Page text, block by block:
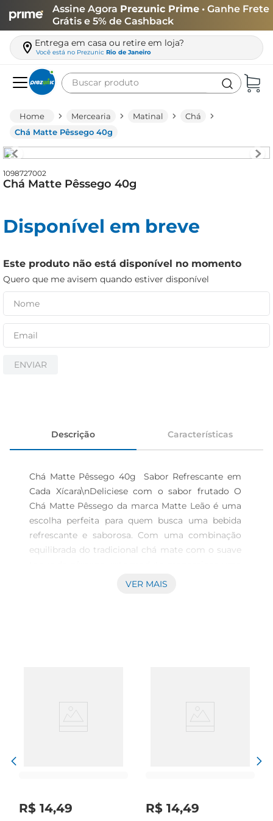
Assine Agora Prezunic Prime • Ganhe Frete
Grátis e 5% de Cashback
Entrega em casa ou retire em loja?
Você está no Prezunic Rio de Janeiro
Buscar produto
Mercearia Matinal
Chá
Chá Matte Pêssego 40g
1098727002
Chá Matte Pêssego 40g
Disponível em breve
Este produto não está disponível no momento
Quero que me avisem quando estiver disponível
ENVIAR
Descrição Características
Chá Matte Pêssego 40g  Sabor Refrescante em
Cada Xícara\nDeliciese com o sabor frutado O
Chá Matte Pêssego da marca Matte Leão é uma
escolha perfeita para quem busca uma bebida
refrescante e saborosa. Com uma combinação
equilibrada do tradicional chá mate com o suave
experiência única a cada gole, ideal para
excelente opção para quem quer reduzir a
alguns minutos para obter um sabor intenso.
VER MAIS
R$ 14,49 R$ 14,49
leite
queijo
azeite
papel higiênico
cerveja